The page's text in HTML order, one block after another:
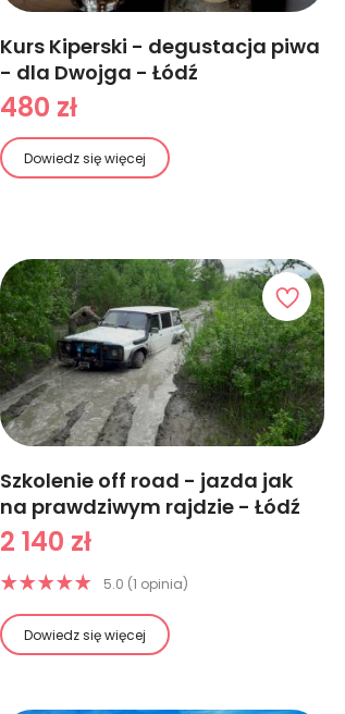
Kurs Kiperski - degustacja piwa
- dla Dwojga - Łódź
480 zł
Dowiedz się więcej
Szkolenie off road - jazda jak
na prawdziwym rajdzie - Łódź
2 140 zł
5.0 (1 opinia)
Dowiedz się więcej